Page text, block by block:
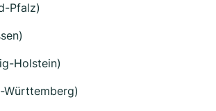
Pfalz)
Holstein)
Württemberg)